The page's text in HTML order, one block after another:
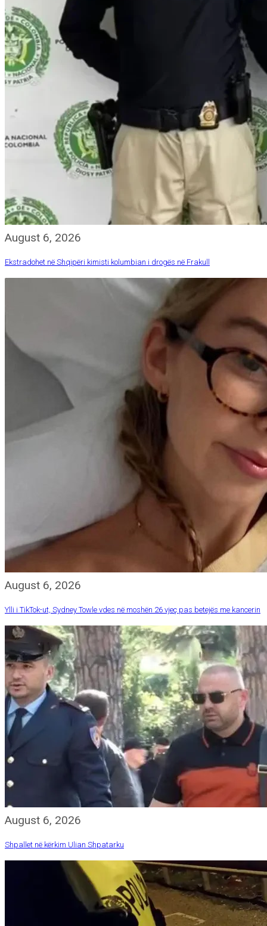
August 6, 2026
Ekstradohet në Shqipëri kimisti kolumbian i drogës në Frakull
August 6, 2026
Ylli i TikTok-ut, Sydney Towle vdes në moshën 26 vjeç pas betejës me kancerin
August 6, 2026
Shpallet në kërkim Ulian Shpatarku